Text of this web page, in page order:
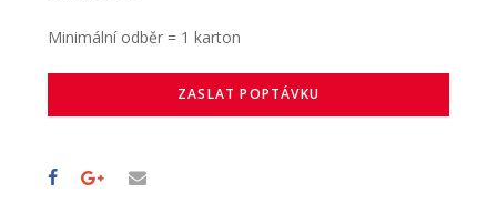
Minimální odběr = 1 karton
ZASLAT POPTÁVKU